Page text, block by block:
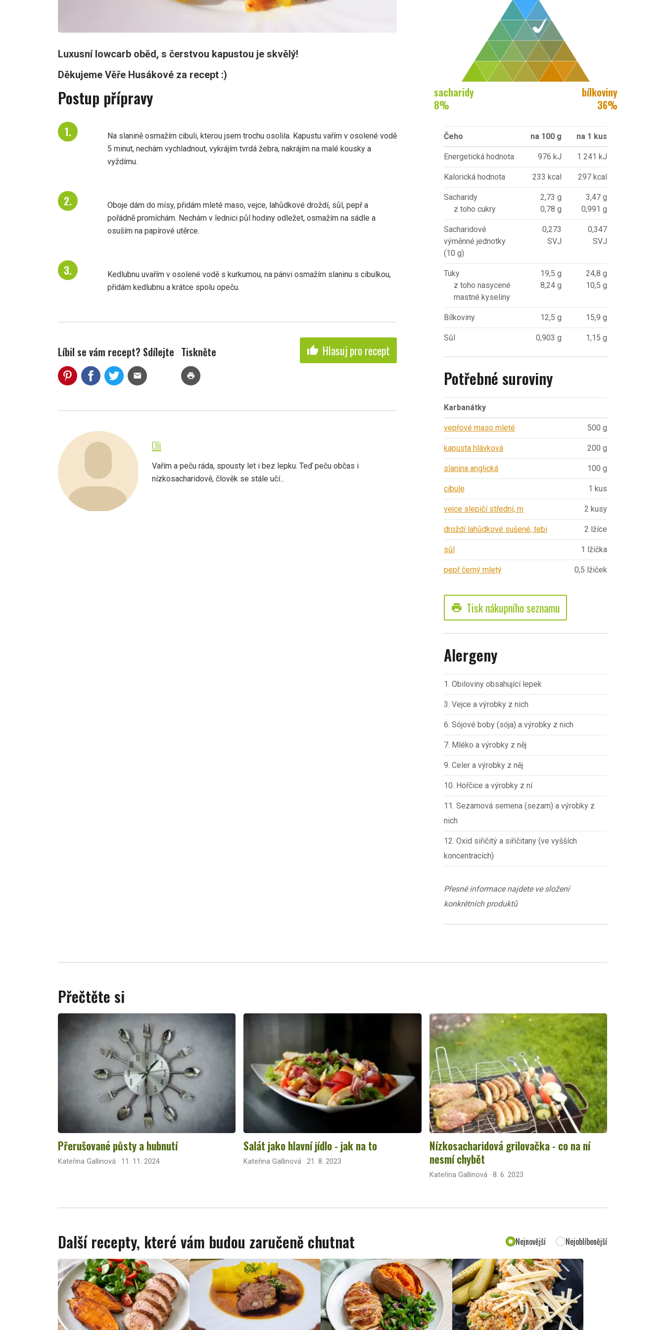
Luxusní lowcarb oběd, s čerstvou kapustou je skvělý!
Děkujeme Věře Husákové za recept :)
Postup přípravy
Na slanině osmažím cibuli, kterou jsem trochu osolila. Kapustu vařím v osolené vodě
5 minut, nechám vychladnout, vykrájím tvrdá žebra, nakrájím na malé kousky a
vyždímu.
Oboje dám do mísy, přidám mleté maso, vejce, lahůdkové droždí, sůl, pepř a
pořádně promíchám. Nechám v lednici půl hodiny odležet, osmažím na sádle a
osuším na papírové utěrce.
Kedlubnu uvařím v osolené vodě s kurkumou, na pánvi osmažím slaninu s cibulkou,
přidám kedlubnu a krátce spolu opeču.
Líbil se vám recept? Sdílejte
mail
Tiskněte
print
thumb_up Hlasuj pro recept
Oli
Vařím a peču ráda, spousty let i bez lepku. Teď peču občas i
nízkosacharidově, člověk se stále učí...
sacharidy
8%
bílkoviny
36%
Čeho na 100 g na 1 kus
Energetická hodnota 976 kJ 1 241 kJ
Kalorická hodnota 233 kcal 297 kcal
Sacharidy
z toho cukry
2,73 g
0,78 g
3,47 g
0,991 g
Sacharidové
výměnné jednotky
(10 g)
0,273
SVJ
0,347
SVJ
Tuky
z toho nasycené
mastné kyseliny
19,5 g
8,24 g
24,8 g
10,5 g
Bílkoviny 12,5 g 15,9 g
Sůl 0,903 g 1,15 g
Potřebné suroviny
Karbanátky
vepřové maso mleté 500 g
kapusta hlávková 200 g
slanina anglická 100 g
cibule 1 kus
vejce slepičí střední, m 2 kusy
droždí lahůdkové sušené, tebi 2 lžíce
sůl 1 lžička
pepř černý mletý 0,5 lžiček
print Tisk nákupního seznamu
Alergeny
1. Obiloviny obsahující lepek
3. Vejce a výrobky z nich
6. Sójové boby (sója) a výrobky z nich
7. Mléko a výrobky z něj
9. Celer a výrobky z něj
10. Hořčice a výrobky z ní
11. Sezamová semena (sezam) a výrobky z
nich
12. Oxid siřičitý a siřičitany (ve vyšších
koncentracích)
Přesné informace najdete ve složení
konkrétních produktů
Přečtěte si
Přerušované půsty a hubnutí
Kateřina Gallinová · 11. 11. 2024
Salát jako hlavní jídlo - jak na to
Kateřina Gallinová · 21. 8. 2023
Nízkosacharidová grilovačka - co na ní
nesmí chybět
Kateřina Gallinová · 8. 6. 2023
Další recepty, které vám budou zaručeně chutnat Nejnovější Nejoblíbenější